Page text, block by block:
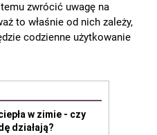
zwrócić uwagę na
to właśnie od nich zależy,
codzienne użytkowanie